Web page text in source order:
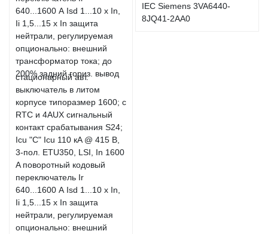
стационарный авт.
выключатель в литом
корпусе типоразмер 1600; с
RTC и 4AUX сигнальный
контакт срабатывания S24;
Icu "C" Icu 110 кA @ 415 В,
3-пол. ETU350, LSI, In 1600
A поворотный кодовый
переключатель Ir
640...1600 А Isd 1...10 x In,
Ii 1,5...15 x In защита
нейтрали, регулируемая
опционально: внешний
IEC Siemens 3VA6440-
8JQ41-2AA0